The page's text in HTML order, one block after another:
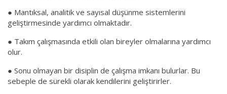
● Mantıksal, analitik ve sayısal düşünme sistemlerini
geliştirmesinde yardımcı olmaktadır.
● Takım çalışmasında etkili olan bireyler olmalarına yardımcı
olur.
● Sonu olmayan bir disiplin de çalışma imkanı bulurlar. Bu
sebeple de sürekli olarak kendilerini geliştirirler.